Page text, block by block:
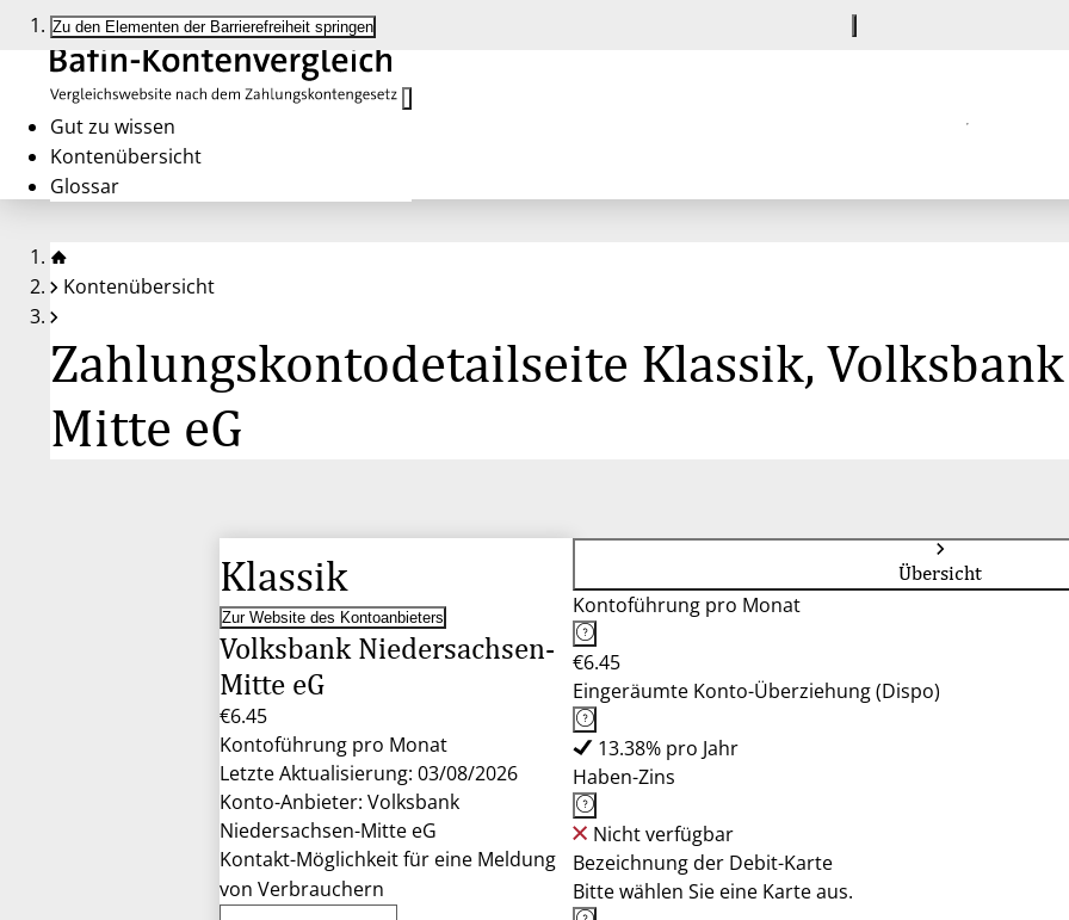
Zu den Elementen der Barrierefreiheit springen
Gut zu wissen
Kontenübersicht
Glossar
Kontenübersicht
Zahlungskontodetailseite Klassik,
Mitte eG
Klassik
Zur Website des Kontoanbieters
Volksbank Niedersachsen-
Mitte eG
€6.45
Kontoführung pro Monat
Letzte Aktualisierung: 03/08/2026
Konto-Anbieter: Volksbank
Niedersachsen-Mitte eG
Kontakt-Möglichkeit für eine Meldung
von Verbrauchern
Übersicht
Kontoführung pro Monat
€6.45
Eingeräumte Konto-Überziehung (Dispo)
13.38% pro Jahr
Haben-Zins
Nicht verfügbar
Bezeichnung der Debit-Karte
Bitte wählen Sie eine Karte aus.